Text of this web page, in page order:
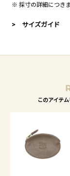
※ 採寸の詳細につきま
> サイズガイド
このアイテ